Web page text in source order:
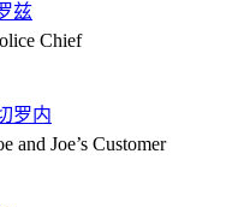
兹
Chief
罗内
and Joe’s Customer